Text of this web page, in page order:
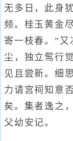
无多日，此身
频。桂玉黄金
寄一枝春。”
尘，独立鸳行
见且尝新。细
力请宫祠知意
矣。集者逸之
父幼安记。